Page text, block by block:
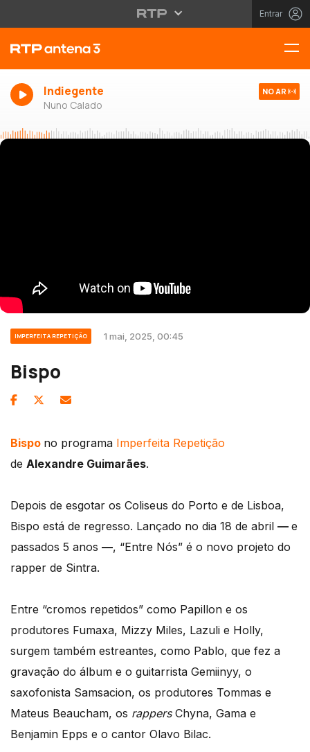
Entrar
Indiegente
Nuno Calado
NO AR
IMPERFEITA REPETIÇÃO 1 mai, 2025, 00:45
Bispo
Bispo no programa Imperfeita Repetição
de Alexandre Guimarães.
Depois de esgotar os Coliseus do Porto e de Lisboa,
Bispo está de regresso. Lançado no dia 18 de abril — e
passados 5 anos —, “Entre Nós” é o novo projeto do
rapper de Sintra.
Entre “cromos repetidos” como Papillon e os
produtores Fumaxa, Mizzy Miles, Lazuli e Holly,
surgem também estreantes, como Pablo, que fez a
gravação do álbum e o guitarrista Gemiinyy, o
saxofonista Samsacion, os produtores Tommas e
Mateus Beaucham, os rappersChyna, Gama e
Benjamin Epps e o cantor Olavo Bilac.